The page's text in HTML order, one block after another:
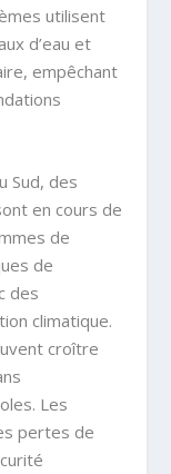
utilisent
d’eau et
empêchant
Sud, des
en cours de
de
de
des
climatique.
croître
Les
pertes de